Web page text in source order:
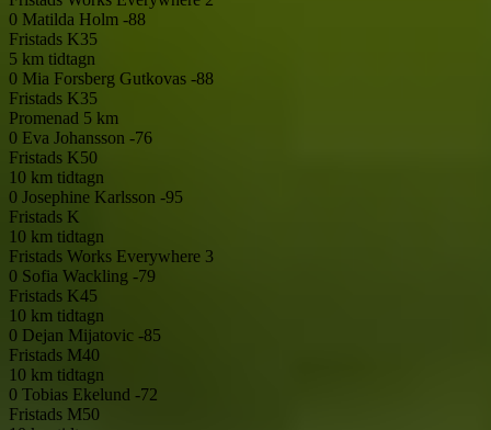
0 Matilda Holm -88
Fristads K35
5 km tidtagn
0 Mia Forsberg Gutkovas -88
Fristads K35
Promenad 5 km
0 Eva Johansson -76
Fristads K50
10 km tidtagn
0 Josephine Karlsson -95
Fristads K
10 km tidtagn
Fristads Works Everywhere 3
0 Sofia Wackling -79
Fristads K45
10 km tidtagn
0 Dejan Mijatovic -85
Fristads M40
10 km tidtagn
0 Tobias Ekelund -72
Fristads M50